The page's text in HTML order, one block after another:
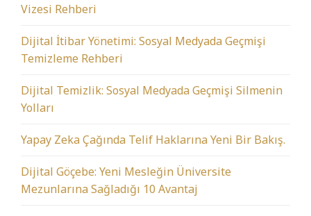
Vizesi Rehberi
Dijital İtibar Yönetimi: Sosyal Medyada Geçmişi
Temizleme Rehberi
Dijital Temizlik: Sosyal Medyada Geçmişi Silmenin
Yolları
Yapay Zeka Çağında Telif Haklarına Yeni Bir Bakış.
Dijital Göçebe: Yeni Mesleğin Üniversite
Mezunlarına Sağladığı 10 Avantaj